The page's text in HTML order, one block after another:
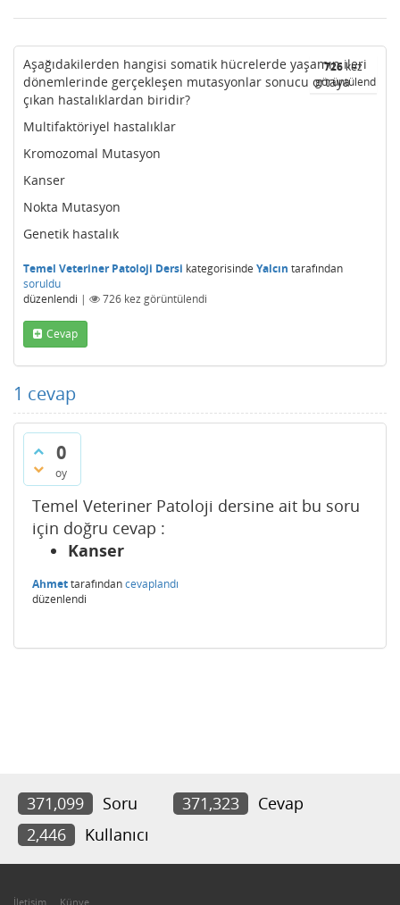
726kez
görüntülendi
Aşağıdakilerden hangisi somatik hücrelerde yaşamın ileri
dönemlerinde gerçekleşen mutasyonlar sonucu ortaya
çıkan hastalıklardan biridir?
Multifaktöriyel hastalıklar
Kromozomal Mutasyon
Kanser
Nokta Mutasyon
Genetik hastalık
Temel Veteriner Patoloji Dersi kategorisinde Yalcın tarafından
soruldu
düzenlendi | 726 kez görüntülendi
Cevap
1 cevap
0
oy
Temel Veteriner Patoloji dersine ait bu soru
için doğru cevap :
Kanser
Ahmettarafındancevaplandı
düzenlendi
371,099 Soru 371,323
Cevap
2,446
Kullanıcı
İletişim Künye